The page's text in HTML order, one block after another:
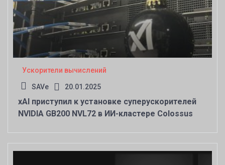
Ускорители вычислений
SAVe 20.01.2025
xAI приступил к установке суперускорителей
NVIDIA GB200 NVL72 в ИИ-кластере Colossus